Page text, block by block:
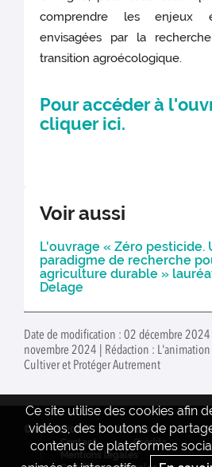
comprendre les enjeux
envisagées par la
transition agroécologique.
Pour accéder à
cliquer ici.
Voir aussi
L'ouvrage « Zéro pesticide.
paradigme de recherche
agriculture durable »
Delage
Date de modification : 02 décembre
novembre 2024 | Rédaction : L'animation
Cultiver et Protéger Autrement
Ce site utilise des cookies afin
vidéos, des boutons de
contenus de plateformes
© INRAE 2022
Actualités
Contact
Crédits
Mentions legales